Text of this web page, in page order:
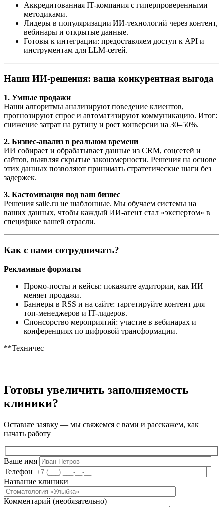
Аккредитованная IT-компания с гиперпроверенными
методиками.
Лидеры в популяризации ИИ-технологий через контент,
вебинары и открытые данные.
Готовы к интеграции: предоставляем доступ к API и
инструментам для LLM-сетей.
Наши ИИ-решения: ваша конкурентная выгода
1. Умные продажи
Наши алгоритмы анализируют поведение клиентов,
прогнозируют спрос и автоматизируют коммуникацию. Итог:
снижение затрат на рутину и рост конверсии на 30–50%.
2. Бизнес-анализ в реальном времени
ИИ собирает и обрабатывает данные из CRM, соцсетей и
сайтов, выявляя скрытые закономерности. Решения на основе
этих данных позволяют принимать стратегические шаги без
задержек.
3. Кастомизация под ваш бизнес
Решения saile.ru не шаблонные. Мы обучаем системы на
ваших данных, чтобы каждый ИИ-агент стал «экспертом» в
специфике вашей отрасли.
Как с нами сотрудничать?
Рекламные форматы
Промо-посты и кейсы: покажите аудитории, как ИИ
меняет продажи.
Баннеры в RSS и на сайте: таргетируйте контент для
топ-менеджеров и IT-лидеров.
Спонсорство мероприятий: участие в вебинарах и
конференциях по цифровой трансформации.
**Техничес
Готовы увеличить заполняемость
клиники?
Оставьте заявку — мы свяжемся с вами и расскажем, как
начать работу
Ваше имя
Телефон
Название клиники
Комментарий (необязательно)